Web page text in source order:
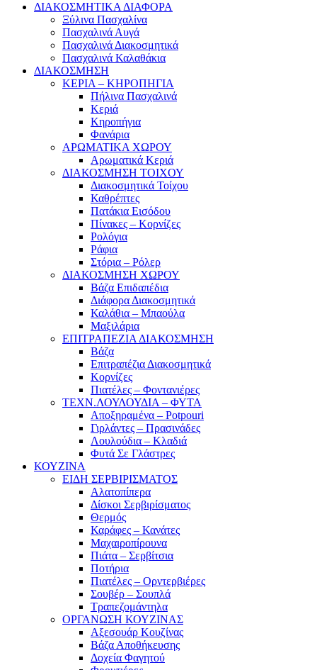
ΔΙΑΚΟΣΜΗΤΙΚΑ ΔΙΑΦΟΡΑ
Ξύλινα Πασχαλίνα
Πασχαλινά Αυγά
Πασχαλινά Διακοσμητικά
Πασχαλινά Καλαθάκια
ΔΙΑΚΟΣΜΗΣΗ
ΚΕΡΙΑ – ΚΗΡΟΠΗΓΙΑ
Πήλινα Πασχαλινά
Κεριά
Κηροπήγια
Φανάρια
ΑΡΩΜΑΤΙΚΑ ΧΩΡΟΥ
Αρωματικά Κεριά
ΔΙΑΚΟΣΜΗΣΗ ΤΟΙΧΟΥ
Διακοσμητικά Τοίχου
Καθρέπτες
Πατάκια Εισόδου
Πίνακες – Κορνίζες
Ρολόγια
Ράφια
Στόρια – Ρόλερ
ΔΙΑΚΟΣΜΗΣΗ ΧΩΡΟΥ
Βάζα Επιδαπέδια
Διάφορα Διακοσμητικά
Καλάθια – Μπαούλα
Μαξιλάρια
ΕΠΙΤΡΑΠΕΖΙΑ ΔΙΑΚΟΣΜΗΣΗ
Βάζα
Επιτραπέζια Διακοσμητικά
Κορνίζες
Πιατέλες – Φοντανιέρες
ΤΕΧΝ.ΛΟΥΛΟΥΔΙΑ – ΦΥΤΑ
Αποξηραμένα – Potpouri
Γιρλάντες – Πρασινάδες
Λουλούδια – Κλαδιά
Φυτά Σε Γλάστρες
ΚΟΥΖΙΝΑ
ΕΙΔΗ ΣΕΡΒΙΡΙΣΜΑΤΟΣ
Αλατοπίπερα
Δίσκοι Σερβιρίσματος
Θερμός
Καράφες – Κανάτες
Μαχαιροπίρουνα
Πιάτα – Σερβίτσια
Ποτήρια
Πιατέλες – Ορντερβιέρες
Σουβέρ – Σουπλά
Τραπεζομάντηλα
ΟΡΓΑΝΩΣΗ ΚΟΥΖΙΝΑΣ
Αξεσουάρ Κουζίνας
Βάζα Αποθήκευσης
Δοχεία Φαγητού